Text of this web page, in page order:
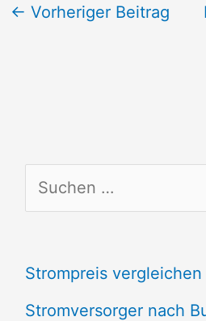
← Vorheriger Beitrag
u
h
e
Strompreis vergleichen
Stromversorger nach